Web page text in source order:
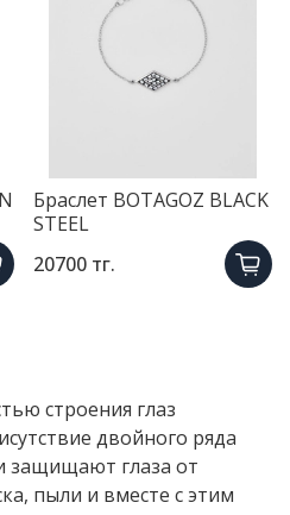
Браслет BOTAGOZ BLACK
STEEL
20700 тг.
строения глаз
двойного ряда
защищают глаза от
пыли и вместе с этим